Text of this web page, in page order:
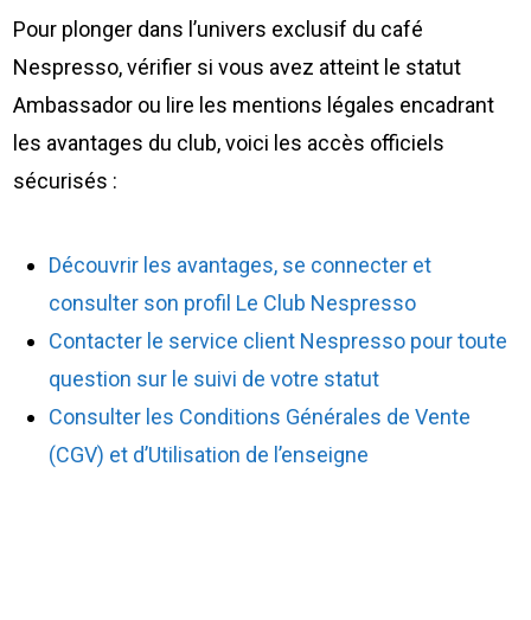
Pour plonger dans l’univers exclusif du café
Nespresso, vérifier si vous avez atteint le statut
Ambassador ou lire les mentions légales encadrant
les avantages du club, voici les accès officiels
sécurisés :
Découvrir les avantages, se connecter et
consulter son profil Le Club Nespresso
Contacter le service client Nespresso pour toute
question sur le suivi de votre statut
Consulter les Conditions Générales de Vente
(CGV) et d’Utilisation de l’enseigne